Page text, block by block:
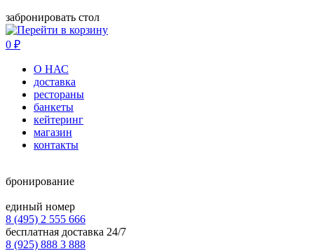
забронировать стол
0 ₽
О НАС
доставка
рестораны
банкеты
кейтеринг
магазин
контакты
бронирование
единый номер
8 (495) 2 555 666
бесплатная доставка 24/7
8 (925) 888 3 888